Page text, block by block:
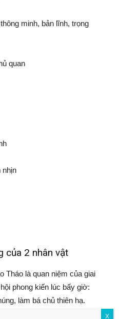
minh, bản lĩnh, trọng
quan
nhịn
của 2 nhân vật
Tháo là quan niệm của giai
phong kiến lúc bấy giờ:
làm bá chủ thiên hạ.
X